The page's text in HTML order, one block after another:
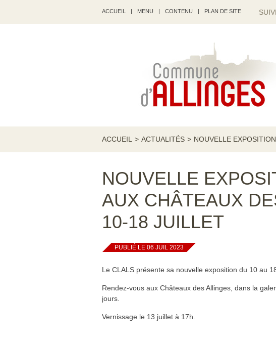
ACCUEIL | MENU | CONTENU | PLAN DE SITE
ACCUEIL > ACTUALITÉS > NOUVELLE
NOUVELLE
AUX CHÂTEAUX
10-18 JUILLET
PUBLIÉ LE 06 JUIL 2023
Le CLALS présente sa nouvelle exposition du 10 au
Rendez-vous aux Châteaux des Allinges, dans la
jours.
Vernissage le 13 juillet à 17h.